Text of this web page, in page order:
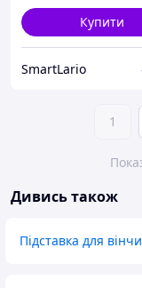
Купити
SmartLario
1
Дивись також
Підставка для